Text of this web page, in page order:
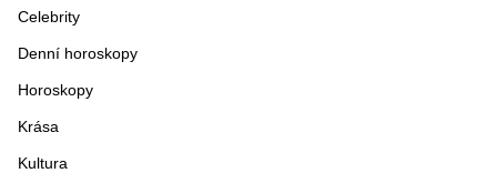
Celebrity
Denní horoskopy
Horoskopy
Krása
Kultura